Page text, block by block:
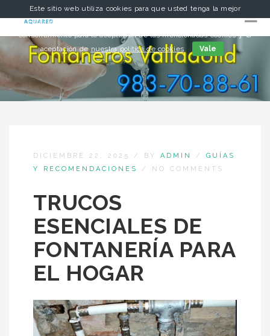
DICIEMBRE 22, 2025 / BY ADMIN / GUÍAS
Y RECOMENDACIONES
/ NO COMMENTS
TRUCOS
ESENCIALES DE
FONTANERÍA PARA
EL HOGAR
Este sitio web utiliza cookies para que usted tenga la mejor
experiencia de usuario. Si continúa navegando está dando su
consentimiento para la aceptación de las mencionadas cookies y la
aceptación de nuestra política de cookies Vale